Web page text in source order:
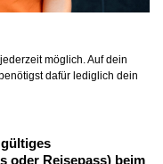
möglich. Auf dein
dafür lediglich dein
oder Reisepass) beim